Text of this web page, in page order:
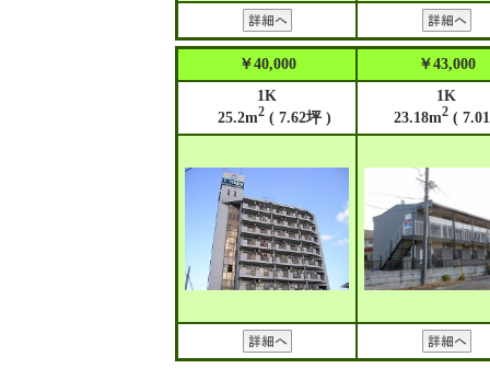
￥40,000
￥43,000
1K
25.2m2 ( 7.62坪 )
1K
23.18m2(